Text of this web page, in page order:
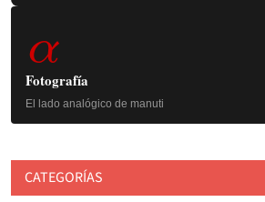
Barra
lateral
principal
α
Fotografía
El lado analógico de manuti
CATEGORÍAS